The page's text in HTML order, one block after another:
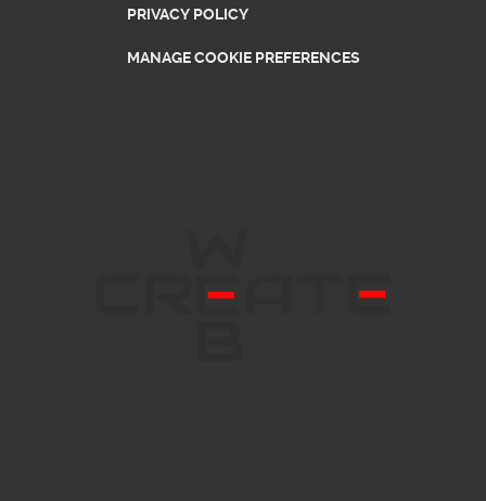
PRIVACY POLICY
MANAGE COOKIE PREFERENCES